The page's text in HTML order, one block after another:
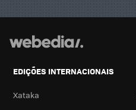
EDIÇÕES INTERNACIONAIS
Xataka